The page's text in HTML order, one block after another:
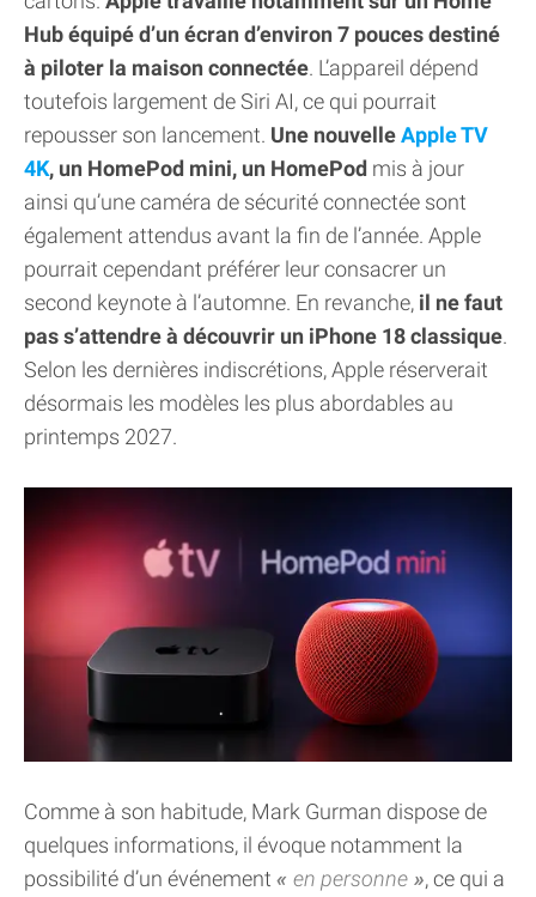
Hub équipé d’un écran d’environ 7 pouces destiné
à piloter la maison connectée. L’appareil dépend
toutefois largement de Siri AI, ce qui pourrait
repousser son lancement. Une nouvelleApple TV
4K, un HomePod mini, un HomePod mis à jour
ainsi qu’une caméra de sécurité connectée sont
également attendus avant la fin de l’année. Apple
pourrait cependant préférer leur consacrer un
second keynote à l’automne. En revanche, il ne faut
pas s’attendre à découvrir un iPhone 18 classique.
Selon les dernières indiscrétions, Apple réserverait
désormais les modèles les plus abordables au
printemps 2027.
Comme à son habitude, Mark Gurman dispose de
quelques informations, il évoque notamment la
possibilité d’un événement
en personne
, ce qui a